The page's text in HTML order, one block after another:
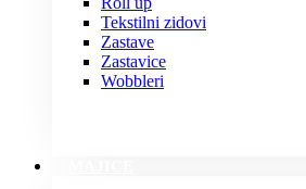
Tekstilni zidovi
Zastave
Zastavice
Wobbleri